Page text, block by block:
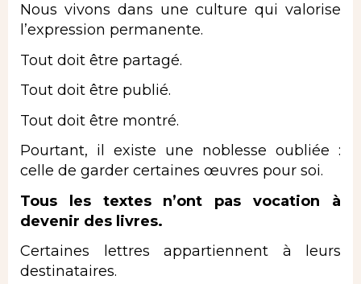
Nous vivons dans une culture qui valorise
l’expression permanente.
Tout doit être partagé.
Tout doit être publié.
Tout doit être montré.
Pourtant, il existe une noblesse oubliée :
celle de garder certaines œuvres pour soi.
Tous les textes n’ont pas vocation à
devenir des livres.
Certaines
lettres appartiennent à leurs
destinataires.